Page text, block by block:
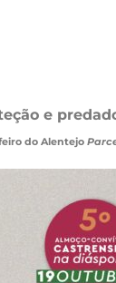
e
do Alentejo